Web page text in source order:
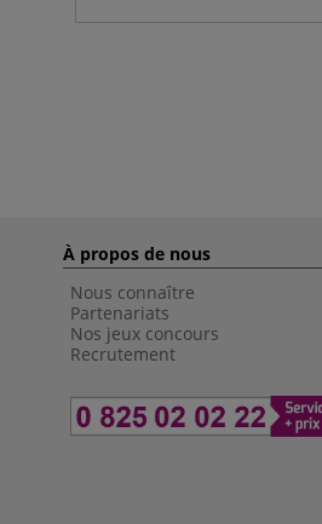
À propos de nous
Nous connaître
Partenariats
Nos jeux concours
Recrutement